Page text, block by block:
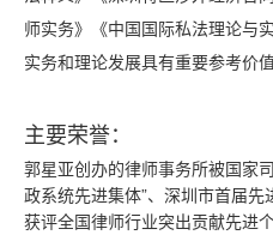
师实务》《中国国际私法理论与
实务和理论发展具有重要参考价值
主要荣誉：
郭星亚创办的律师事务所被国家
政系统先进集体”、深圳市首届
获评全国律师行业突出贡献先进